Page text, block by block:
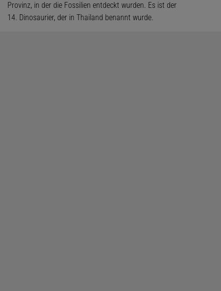
Provinz, in der die Fossilien entdeckt wurden. Es ist der
14. Dinosaurier, der in Thailand benannt wurde.